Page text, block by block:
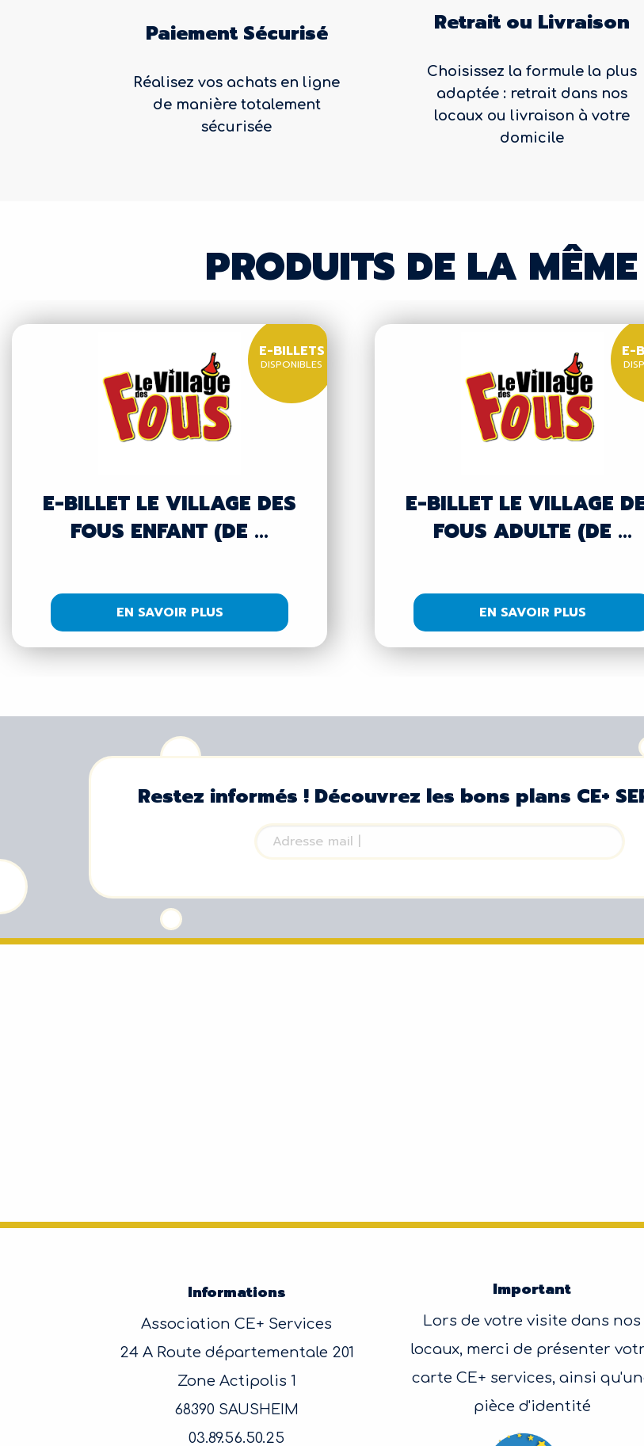
Paiement Sécurisé
Réalisez vos achats en ligne
de manière totalement
sécurisée
Retrait ou Livraison
Choisissez la formule la plus
adaptée : retrait dans nos
locaux ou livraison à votre
domicile
PRODUITS DE LA
E-BILLET LE VILLAGE DES
FOUS ENFANT (DE ...
E-BILLETS
DISPONIBLES
EN SAVOIR PLUS
E-BILLET LE VILLAGE
FOUS ADULTE (DE ...
E-
EN SAVOIR PLUS
Restez informés ! Découvrez les bons plans CE+
Informations
Association CE+ Services
24 A Route départementale 201
Zone Actipolis 1
68390 SAUSHEIM
03.89.56.50.25
Important
Lors de votre visite dans nos
locaux, merci de présenter
carte CE+ services, ainsi
pièce d'identité